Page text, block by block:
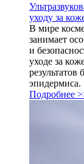
уходу за
В мире
занимает
и
уходе за
результатов
Подробнее